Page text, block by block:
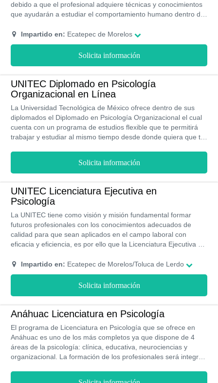
debido a que el profesional adquiere técnicas y conocimientos
que ayudarán a estudiar el comportamiento humano dentro del
adaptar las interacciones laborales a los tiempos actuales. Este
diplomado cuenta con tres asignaturas específicas para un
buen desarrollo de habilidades.
Impartido en: Ecatepec de Morelos
Solicita información
UNITEC Diplomado en Psicología
Organizacional en Línea
La Universidad Tecnológica de México ofrece dentro de sus
diplomados el Diplomado en Psicología Organizacional el cual
cuenta con un programa de estudios flexible que te permitirá
trabajar y estudiar al mismo tiempo desde donde quiera que te
Estudios y acreditación de la SEP.
Solicita información
UNITEC Licenciatura Ejecutiva en
Psicología
La UNITEC tiene como visión y misión fundamental formar
futuros profesionales con los conocimientos adecuados de
calidad para que sean aplicados en el campo laboral con
eficacia y eficiencia, es por ello que la Licenciatura Ejecutiva en
de generar estrategias y herramientas que mejoren el
comportamiento humano en la sociedad a nivel cultural y de
manera global, siendo la mejora del individuo lo que se busca.
Impartido en: Ecatepec de Morelos/Toluca de Lerdo
Solicita información
Anáhuac Licenciatura en Psicología
El programa de Licenciatura en Psicología que se ofrece en
Anáhuac es uno de los más completos ya que dispone de 4
áreas de la psicología: clínica, educativa, neurociencias y
organizacional. La formación de los profesionales será integral